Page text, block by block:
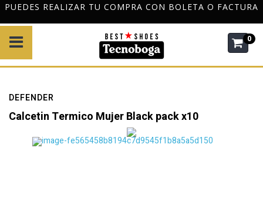
PUEDES REALIZAR TU COMPRA CON BOLETA O FACTURA
0
DEFENDER
Calcetin Termico Mujer Black pack x10